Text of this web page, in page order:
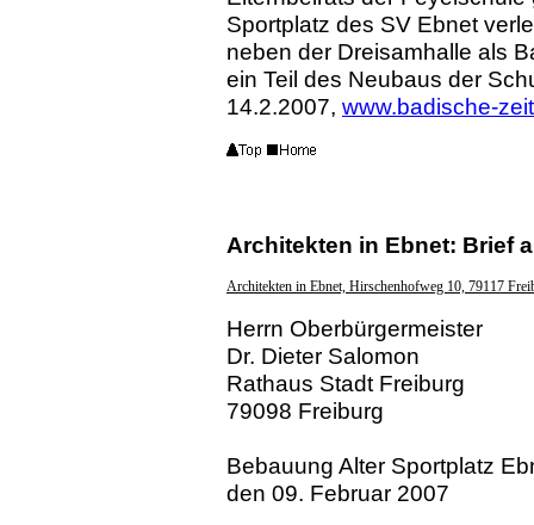
Sportplatz des SV Ebnet
neben der Dreisamhalle als
ein Teil des Neubaus der
14.2.2007, www.badische-
Architekten in Ebnet: Brief
Architekten in Ebnet, Hirschenhofweg 10, 79117
Herrn Oberbürgermeister
Dr. Dieter Salomon
Rathaus Stadt Freiburg
79098 Freiburg
Bebauung Alter Sportplatz
den 09. Februar 2007